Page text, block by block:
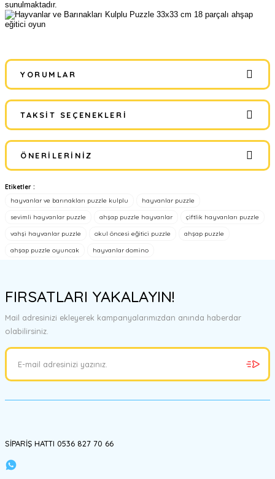
sunulmaktadır.
YORUMLAR
Bu ürüne ilk yorumu siz yapın!
Yorum Yaz
TAKSIT SEÇENEKLERI
ÖNERILERINIZ
Bu ürünün fiyat bilgisi, resim, ürün açıklamalarında ve diğer
konularda yetersiz gördüğünüz noktaları öneri formunu kullanarak
tarafımıza iletebilirsiniz.
Ürün bilgilerinde hatalar bulunuyor.
Bu ürüne benzer farklı alternatifler olmalı.
Etiketler :
hayvanlar ve barınakları puzzle kulplu
hayvanlar puzzle
sevimli hayvanlar puzzle ahşap puzzle hayvanlar çiftlik hayvanları puzzle
vahşi hayvanlar puzzle okul öncesi eğitici puzzle ahşap puzzle
ahşap puzzle oyuncak hayvanlar domino
FIRSATLARI YAKALAYIN!
Mail adresinizi ekleyerek kampanyalarımızdan anında haberdar
olabilirsiniz.
SİPARİŞ HATTI 0536 827 70 66